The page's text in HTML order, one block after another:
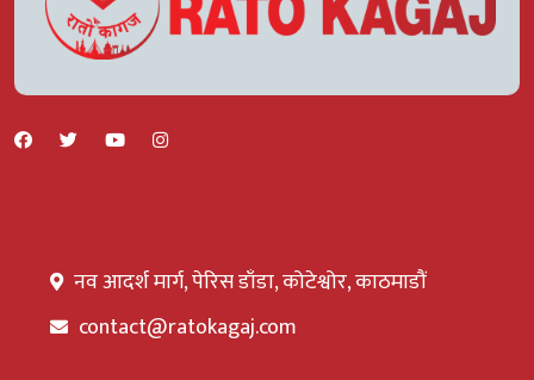
नव आदर्श मार्ग, पेरिस डाँडा, कोटेश्वोर, काठमाडौं
contact@ratokagaj.com